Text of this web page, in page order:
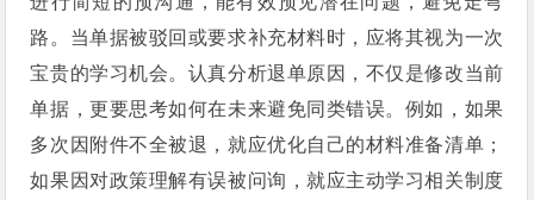
路。当单据被驳回或要求补充材料时，应将其视为一次
宝贵的学习机会。认真分析退单原因，不仅是修改当前
单据，更要思考如何在未来避免同类错误。例如，如果
多次因附件不全被退，就应优化自己的材料准备清单；
如果因对政策理解有误被问询，就应主动学习相关制度